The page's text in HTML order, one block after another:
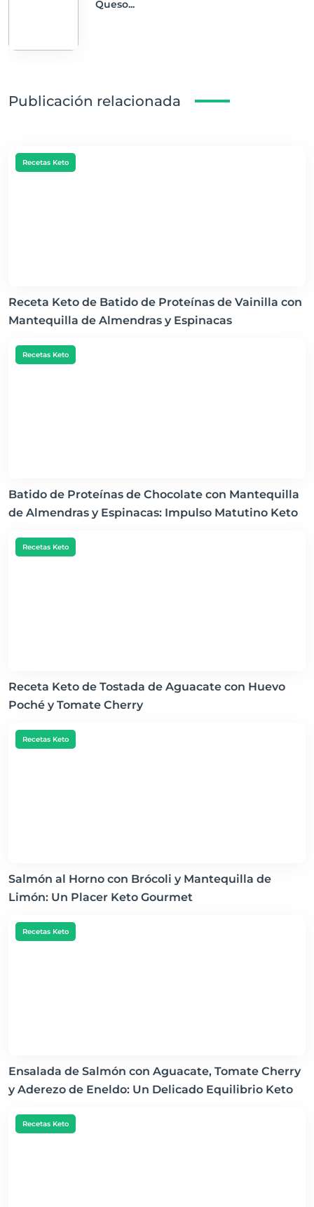
Queso...
Publicación relacionada
Recetas Keto
Receta Keto de Batido de Proteínas de Vainilla con
Mantequilla de Almendras y Espinacas
Recetas Keto
Batido de Proteínas de Chocolate con Mantequilla
de Almendras y Espinacas: Impulso Matutino Keto
Recetas Keto
Receta Keto de Tostada de Aguacate con Huevo
Poché y Tomate Cherry
Recetas Keto
Salmón al Horno con Brócoli y Mantequilla de
Limón: Un Placer Keto Gourmet
Recetas Keto
Ensalada de Salmón con Aguacate, Tomate Cherry
y Aderezo de Eneldo: Un Delicado Equilibrio Keto
Recetas Keto